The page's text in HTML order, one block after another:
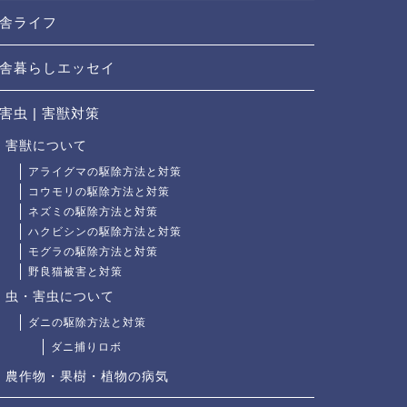
ライフ
暮らしエッセイ
虫 | 害獣対策
害獣について
アライグマの駆除方法と対策
コウモリの駆除方法と対策
ネズミの駆除方法と対策
ハクビシンの駆除方法と対策
モグラの駆除方法と対策
野良猫被害と対策
虫・害虫について
ダニの駆除方法と対策
ダニ捕りロボ
農作物・果樹・植物の病気